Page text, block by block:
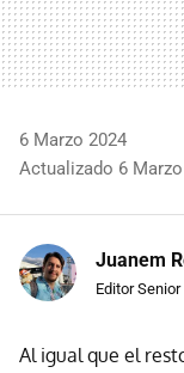
6 Marzo 2024
Actualizado 6
Juanem
Editor Senior
Al igual que el